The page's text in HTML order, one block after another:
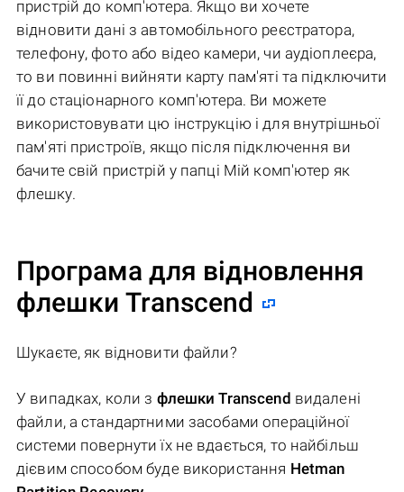
пристрій до комп'ютера. Якщо ви хочете
відновити дані з автомобільного реєстратора,
телефону, фото або відео камери, чи аудіоплеєра,
то ви повинні вийняти карту пам'яті та підключити
її до стаціонарного комп'ютера. Ви можете
використовувати цю інструкцію і для внутрішньої
пам'яті пристроїв, якщо після підключення ви
бачите свій пристрій у папці Мій комп'ютер як
флешку.
Програма для відновлення
флешки Transcend
Шукаєте, як відновити файли?
У випадках, коли з флешки Transcend видалені
файли, а стандартними засобами операційної
системи повернути їх не вдається, то найбільш
дієвим способом буде використання Hetman